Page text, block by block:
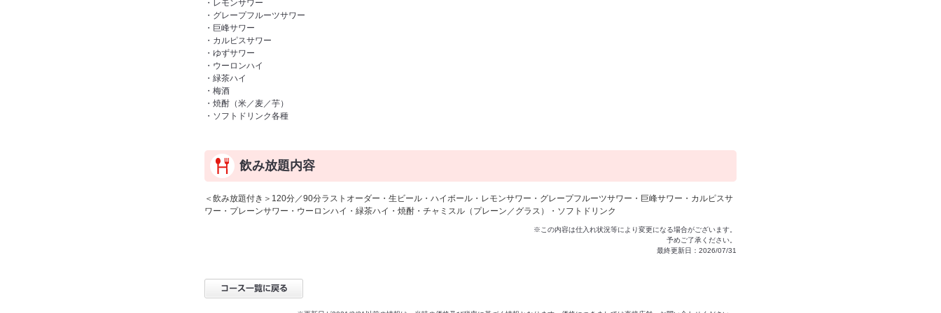
・レモンサワー
・グレープフルーツサワー
・巨峰サワー
・カルピスサワー
・ゆずサワー
・ウーロンハイ
・緑茶ハイ
・梅酒
・焼酎（米／麦／芋）
・ソフトドリンク各種
飲み放題内容
＜飲み放題付き＞120分／90分ラストオーダー・生ビール・ハイボール・レモンサワー・グレープフルーツサワー・巨峰サワー・カルピスサ
ワー・プレーンサワー・ウーロンハイ・緑茶ハイ・焼酎・チャミスル（プレーン／グラス）・ソフトドリンク
※この内容は仕入れ状況等により変更になる場合がございます。
予めご了承ください。
最終更新日：2026/07/31